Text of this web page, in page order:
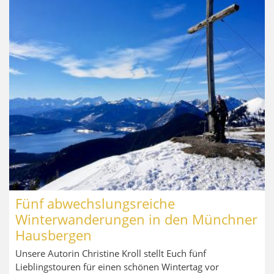
Fünf abwechslungsreiche
Winterwanderungen in den Münchner
Hausbergen
Unsere Autorin Christine Kroll stellt Euch fünf
Lieblingstouren für einen schönen Wintertag vor